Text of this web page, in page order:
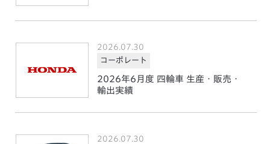
2026.07.30
コーポレート
2026年6月度 四輪車 生産・販売・
輸出実績
2026.07.30